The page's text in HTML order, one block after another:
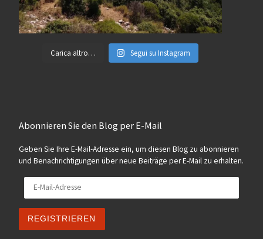
Carica altro… Segui su Instagram
Abonnieren Sie den Blog per E-Mail
Geben Sie Ihre E-Mail-Adresse ein, um diesen Blog zu abonnieren
und Benachrichtigungen über neue Beiträge per E-Mail zu erhalten.
REGISTRIEREN